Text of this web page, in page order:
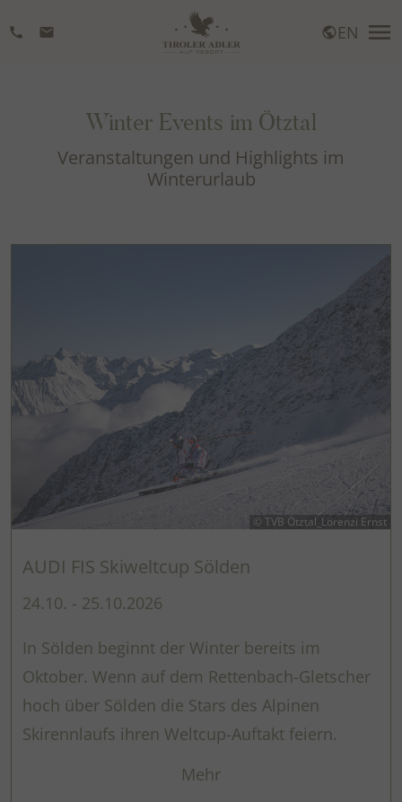
call mail EN menu
Winter Events im Ötztal
Veranstaltungen und Highlights im
Winterurlaub
© TVB Ötztal_Lorenzi Ernst
AUDI FIS Skiweltcup Sölden
24.10. - 25.10.2026
In Sölden beginnt der Winter bereits im
Oktober. Wenn auf dem Rettenbach-Gletscher
hoch über Sölden die Stars des Alpinen
Skirennlaufs ihren Weltcup-Auftakt feiern.
Mehr